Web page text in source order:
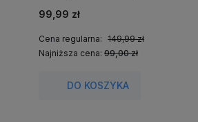
99,99 zł
Cena regularna: 149,99 zł
Najniższa cena: 99,00 zł
DO KOSZYKA